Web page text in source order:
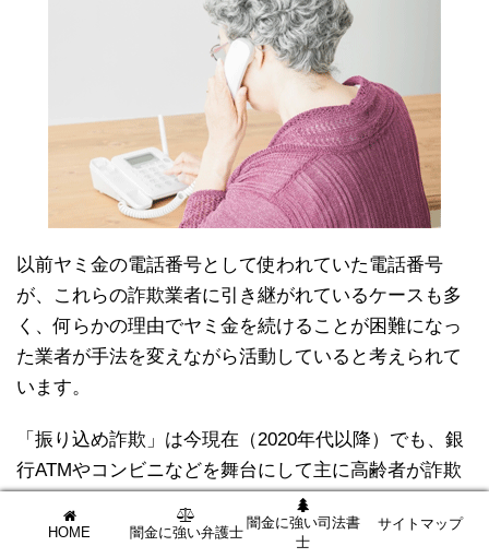
以前ヤミ金の電話番号として使われていた電話番号
が、これらの詐欺業者に引き継がれているケースも多
く、何らかの理由でヤミ金を続けることが困難になっ
た業者が手法を変えながら活動していると考えられて
います。
「振り込め詐欺」は今現在（2020年代以降）でも、銀
行ATMやコンビニなどを舞台にして主に高齢者が詐欺
業者にだまされるというケースが後を絶ちません。
1,990年代後半から
HOME 闇金に強い弁護士
闇金に強い司法書
士
サイトマップ